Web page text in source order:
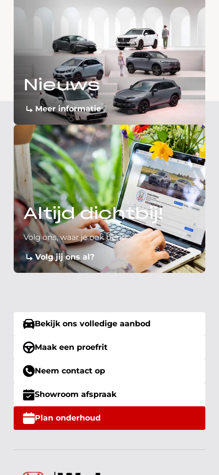
Nieuws
Meer informatie
Altijd dichtbij!
Volg ons, waar je ook bent
Volg jij ons al?
Bekijk ons volledige aanbod
Maak een proefrit
Neem contact op
Showroom afspraak
Plan onderhoud